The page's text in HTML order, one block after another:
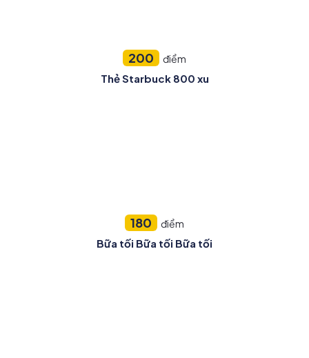
200 điểm
Thẻ Starbuck 800 xu
180 điểm
Bữa tối Bữa tối Bữa tối